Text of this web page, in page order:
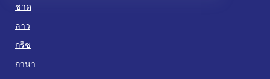
ชาด
ลาว
กรีซ
กานา